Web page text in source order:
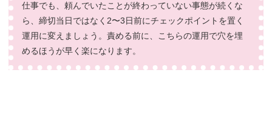
仕事でも、頼んでいたことが終わっていない事態が続くな
ら、締切当日ではなく2〜3日前にチェックポイントを置く
運用に変えましょう。責める前に、こちらの運用で穴を埋
めるほうが早く楽になります。